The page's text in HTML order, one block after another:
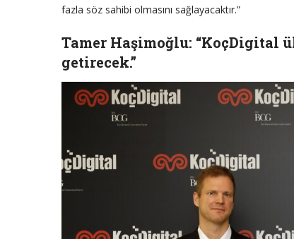
fazla söz sahibi olmasını sağlayacaktır.”
Tamer Haşimoğlu: “KoçDigital
getirecek.”